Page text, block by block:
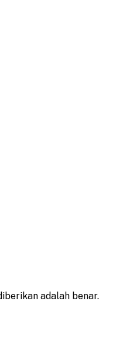
adalah benar.